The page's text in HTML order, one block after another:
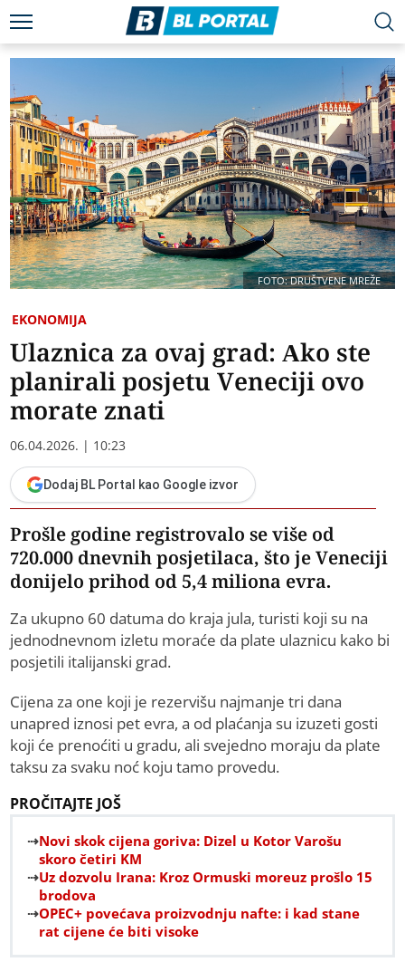
FOTO: DRUŠTVENE MREŽE
EKONOMIJA
Ulaznica za ovaj grad: Ako ste
planirali posjetu Veneciji ovo
morate znati
06.04.2026. | 10:23
Dodaj BL Portal kao Google izvor
Prošle godine registrovalo se više od
720.000 dnevnih posjetilaca, što je Veneciji
donijelo prihod od 5,4 miliona evra.
Za ukupno 60 datuma do kraja jula, turisti koji su na
jednodnevnom izletu moraće da plate ulaznicu kako bi
posjetili italijanski grad.
Cijena za one koji je rezervišu najmanje tri dana
unapred iznosi pet evra, a od plaćanja su izuzeti gosti
koji će prenoćiti u gradu, ali svejedno moraju da plate
taksu za svaku noć koju tamo provedu.
PROČITAJTE JOŠ
Novi skok cijena goriva: Dizel u Kotor Varošu
skoro četiri KM
Uz dozvolu Irana: Kroz Ormuski moreuz prošlo 15
brodova
OPEC+ povećava proizvodnju nafte: i kad stane
rat cijene će biti visoke